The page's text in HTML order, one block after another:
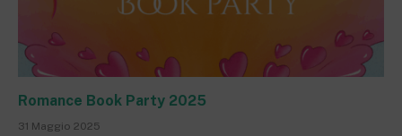
Romance Book Party 2025
31 Maggio 2025